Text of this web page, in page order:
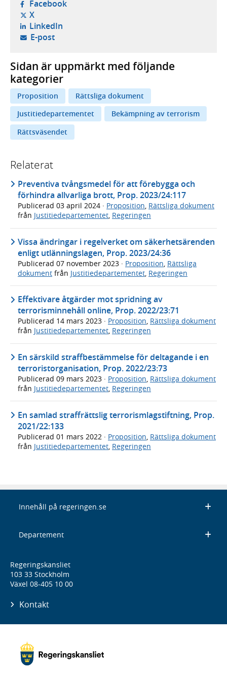
Facebook- öppnas i ny flik, extern webbplats,
X- öppnas i ny flik, extern webbplats,
LinkedIn- öppnas i ny flik, extern webbplats,
E-post- öppnar din e-postklient,
Sidan är uppmärkt med följande
kategorier
Proposition
Rättsliga dokument
Justitiedepartementet
Bekämpning av terrorism
Rättsväsendet
Relaterat
Preventiva tvångsmedel för att förebygga och
förhindra allvarliga brott, Prop. 2023/24:117
Publicerad 03 april 2024 · Proposition, Rättsliga dokument
från Justitiedepartementet, Regeringen
Vissa ändringar i regelverket om säkerhetsärenden
enligt utlänningslagen, Prop. 2023/24:36
Publicerad 07 november 2023 · Proposition, Rättsliga
dokument från Justitiedepartementet, Regeringen
Effektivare åtgärder mot spridning av
terrorisminnehåll online, Prop. 2022/23:71
Publicerad 14 mars 2023 · Proposition, Rättsliga dokument
från Justitiedepartementet, Regeringen
En särskild straffbestämmelse för deltagande i en
terroristorganisation, Prop. 2022/23:73
Publicerad 09 mars 2023 · Proposition, Rättsliga dokument
från Justitiedepartementet, Regeringen
En samlad straffrättslig terrorismlagstiftning, Prop.
2021/22:133
Publicerad 01 mars 2022 · Proposition Rättsliga dokument
från Justitiedepartementet Regeringen
Innehåll på regeringen.se
Departement
Regeringskansliet
103 33 Stockholm
Växel 08-405 10 00
Kontakt